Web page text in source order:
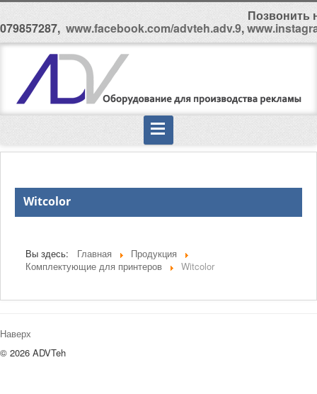
Позвонить
079857287, www.facebook.com/advteh.adv.9,
Witcolor
Вы здесь: Главная
Продукция
Комплектующие для принтеров
Witcolor
Наверх
© 2026 ADVTeh